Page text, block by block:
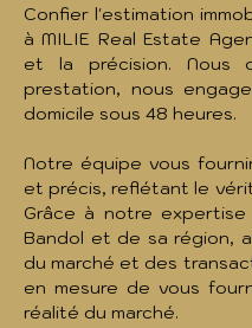
Confier l'estimation
à MILIE Real Estate
et la précision. Nous
prestation, nous
domicile sous 48 heures.
Notre équipe vous
et précis, reflétant le
Grâce à notre
Bandol et de sa région,
du marché et des
en mesure de vous
réalité du marché.